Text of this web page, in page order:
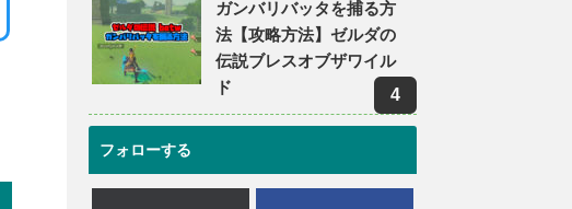
ガンバリバッタを捕る方
法【攻略方法】ゼルダの
伝説ブレスオブザワイル
ド
フォローする